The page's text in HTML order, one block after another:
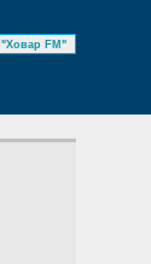
"Ховар FM"